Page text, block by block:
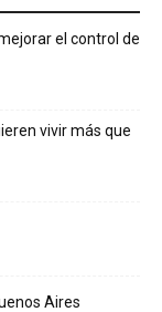
el control de
vivir más que
Aires